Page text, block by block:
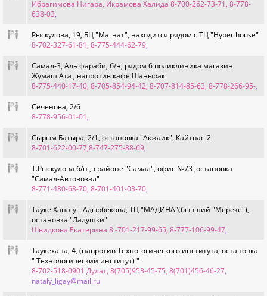
Ибрагимова Нигара, Икрамова Халида 8-700-262-73-71, 8-778-
638-03,
Рыскулова, 19, БЦ "Магнат", находится рядом с ТЦ "Hyper house"
8-702-327-61-81, 8-775-444-62-79,
Самал-3, Аль фараби, б/н, рядом 6 поликлиника магазин
Жумаш Ата , напротив кафе Шанырак
8-775-440-17-40, 8-705-854-94-42, 8-707-814-85-63, 8-778-266-95-,
Сеченова, 2/6
8-778-956-01-01,
Сырым Батыра, 2/1, остановка "Акжаик", Кайтпас-2
8-701-622-00-77;8-747-275-88-69,
Т.Рыскулова б/н ,в районе "Самал", офис №73 ,остановка
"Самал-Автовозал"
8-771-480-68-70, 8-701-401-03-70,
Тауке Хана-уг. Адырбекова, ТЦ "МАДИНА"(бывший "Мереке"),
остановка "Ладушки"
Швидкова Екатерина 8 -701-217-99-65; 8-777-106-99-47,
Таукехана, 4, (напротив Техногогического института, остановка
" Технологический институт) "
8-702-518-0901 Дулат, 8(705)953-45-75, 8(701)456-46-27,
nataly_ligay@mail.ru